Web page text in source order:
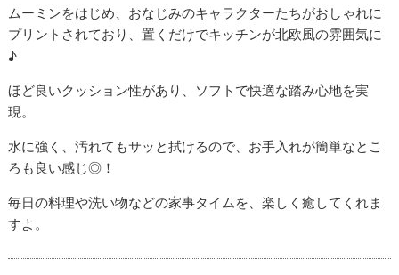
ムーミンをはじめ、おなじみのキャラクターたちがおしゃれに
プリントされており、置くだけでキッチンが北欧風の雰囲気に
♪
ほど良いクッション性があり、ソフトで快適な踏み心地を実
現。
水に強く、汚れてもサッと拭けるので、お手入れが簡単なとこ
ろも良い感じ◎！
毎日の料理や洗い物などの家事タイムを、楽しく癒してくれま
すよ。